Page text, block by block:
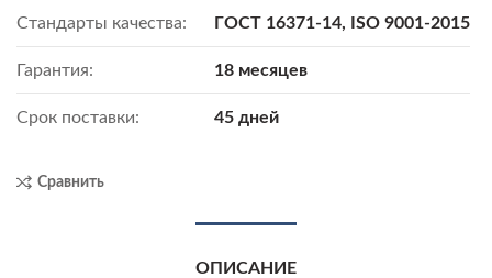
Стандарты качества: ГОСТ 16371-14, ISO 9001-2015
Гарантия: 18 месяцев
Срок поставки: 45 дней
Сравнить
ОПИСАНИЕ